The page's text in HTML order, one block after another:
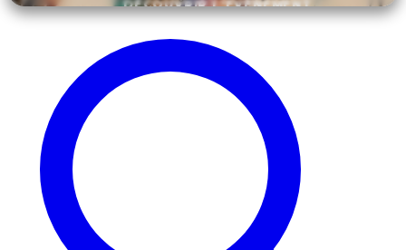
DÉCOUVRIR L'ÉVÉNEMENT